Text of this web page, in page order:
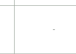
-